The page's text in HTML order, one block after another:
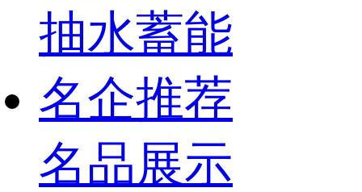
抽水蓄能
名企推荐
名品展示